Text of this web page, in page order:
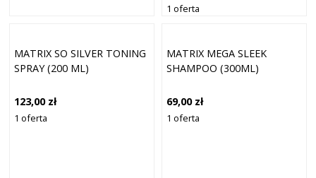
1 oferta
MATRIX SO SILVER TONING
SPRAY (200 ML)
123,00 zł
1 oferta
MATRIX MEGA SLEEK
SHAMPOO (300ML)
69,00 zł
1 oferta